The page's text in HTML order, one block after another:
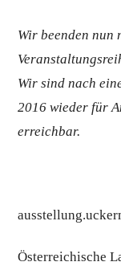
Wir beenden nun
Wir sind nach
2016 wieder für
erreichbar.
Österreichische